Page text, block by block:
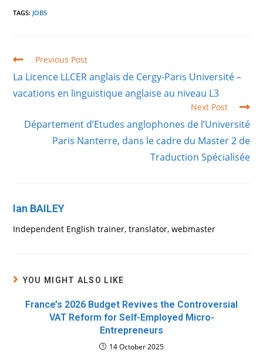
TAGS: JOBS
Read
articles
Previous Post
La Licence LLCER anglais de Cergy-Paris Université –
vacations en linguistique anglaise au niveau L3
Next Post
Département d’Etudes anglophones de l’Université
Paris Nanterre, dans le cadre du Master 2 de
Traduction Spécialisée
Ian BAILEY
Independent English trainer, translator, webmaster
YOU MIGHT ALSO LIKE
France’s 2026 Budget Revives the Controversial
VAT Reform for Self-Employed Micro-
Entrepreneurs
14 October 2025